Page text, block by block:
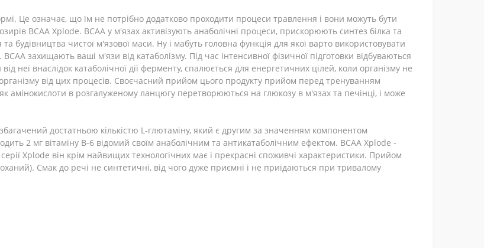
Це означає, що їм не потрібно додатково проходити процеси травлення і вони можуть бути
BCAA Xplode. BCAA у м'язах активізують анаболічні процеси, прискорюють синтез білка та
будівництва чистої м'язової маси. Ну і мабуть головна функція для якої варто використовувати
захищають ваші м'язи від катаболізму. Під час інтенсивної фізичної підготовки відбуваються
неї внаслідок катаболічної дії ферменту, спалюється для енергетичних цілей, коли організму не
від цих процесів. Своєчасний прийом цього продукту прийом перед тренуванням
амінокислоти в розгалуженому ланцюгу перетворюються на глюкозу в м'язах та печінці, і може
достатньою кількістю L-глютаміну, який є другим за значенням компонентом
2 мг вітаміну В-6 відомий своїм анаболічним та антикатаболічним ефектом. BCAA Xplode -
Xplode він крім найвищих технологічних має і прекрасні споживчі характеристики. Прийом
Смак до речі не синтетичні, від чого дуже приємні і не приїдаються при тривалому